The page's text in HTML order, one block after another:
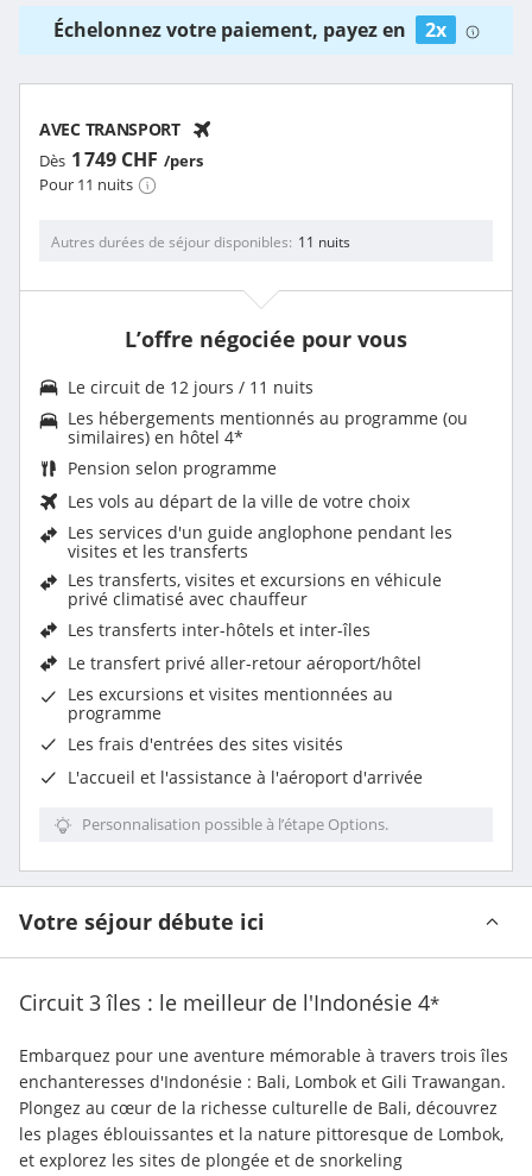
Échelonnez votre paiement, payez en 2x
AVEC TRANSPORT
Dès 1 749 CHF /pers
Pour 11 nuits
Autres durées de séjour disponibles 11 nuits
L’offre négociée pour vous
Le circuit de 12 jours / 11 nuits
Les hébergements mentionnés au programme (ou
similaires) en hôtel 4*
Pension selon programme
Les vols au départ de la ville de votre choix
Les services d'un guide anglophone pendant les
visites et les transferts
Les transferts, visites et excursions en véhicule
privé climatisé avec chauffeur
Les transferts inter-hôtels et inter-îles
Le transfert privé aller-retour aéroport/hôtel
Les excursions et visites mentionnées au
programme
Les frais d'entrées des sites visités
L'accueil et l'assistance à l'aéroport d'arrivée
Personnalisation possible à l’étape Options.
Votre séjour débute ici
Circuit 3 îles : le meilleur de l'Indonésie 4*
Embarquez pour une aventure mémorable à travers trois îles
enchanteresses d'Indonésie : Bali, Lombok et Gili Trawangan.
Plongez au cœur de la richesse culturelle de Bali, découvrez
les plages éblouissantes et la nature pittoresque de Lombok,
et explorez les sites de plongée et de snorkeling